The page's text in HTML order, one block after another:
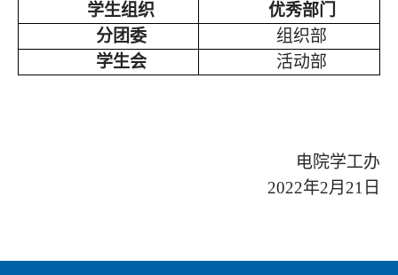
学生组织
优秀部门
分团委
组织部
学生会
活动部
电院学工办
2022年2月 21 日